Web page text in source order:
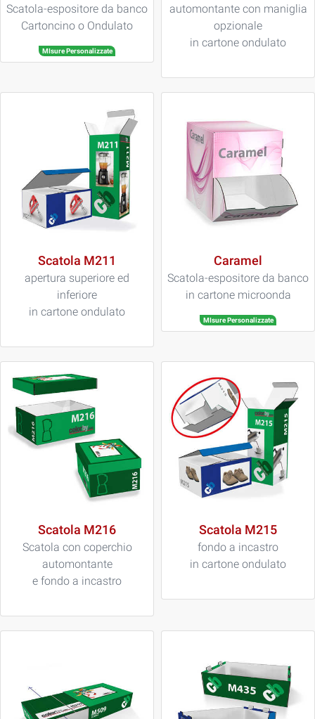
Scatola-espositore da banco
Cartoncino o Ondulato
MIsure Personalizzate
automontante con maniglia
opzionale
in cartone ondulato
Scatola M211
apertura superiore ed
inferiore
in cartone ondulato
Caramel
Scatola-espositore da banco
in cartone microonda
MIsure Personalizzate
Scatola M216
Scatola con coperchio
automontante
e fondo a incastro
Scatola M215
fondo a incastro
in cartone ondulato